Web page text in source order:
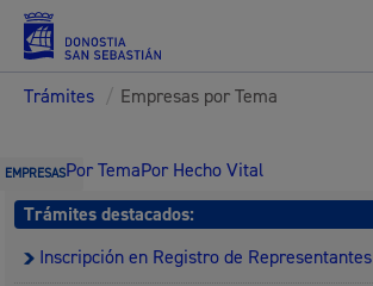
Trámites / Empresas por Tema
EMPRESASPor TemaPor Hecho Vital
Trámites destacados:
Inscripción en Registro de Representantes